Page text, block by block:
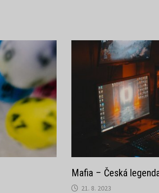
Mafia – Česká
21. 8. 2023